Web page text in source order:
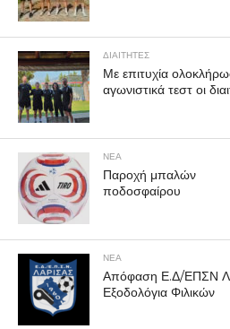
ΔΙΑΙΤΗΤΕΣ
Με επιτυχία
αγωνιστικά τεστ οι
ΝΕΑ
Παροχή μπαλών
ποδοσφαίρου
ΝΕΑ
Απόφαση Ε.Δ/ΕΠΣΝ
Εξοδολόγια Φιλικών